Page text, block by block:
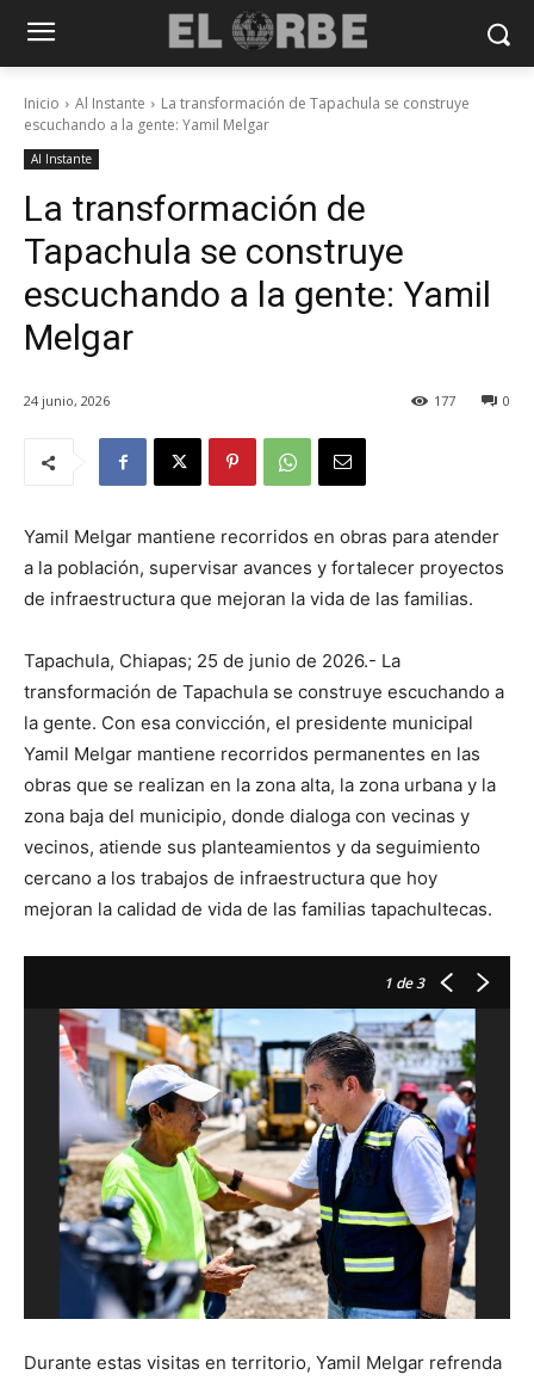
Inicio Al Instante
La transformación de Tapachula se construye
escuchando a la gente: Yamil Melgar
Al Instante
La transformación de
Tapachula se construye
escuchando a la gente: Yamil
Melgar
24 junio, 2026 0
177
Yamil Melgar mantiene recorridos en obras para atender
a la población, supervisar avances y fortalecer proyectos
de infraestructura que mejoran la vida de las familias.
Tapachula, Chiapas; 25 de junio de 2026.- La
transformación de Tapachula se construye escuchando a
la gente. Con esa convicción, el presidente municipal
Yamil Melgar mantiene recorridos permanentes en las
obras que se realizan en la zona alta, la zona urbana y la
zona baja del municipio, donde dialoga con vecinas y
vecinos, atiende sus planteamientos y da seguimiento
cercano a los trabajos de infraestructura que hoy
mejoran la calidad de vida de las familias tapachultecas.
1 de 3
Durante estas visitas en territorio, Yamil Melgar refrenda